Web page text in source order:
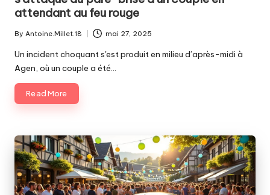
attendant au feu rouge
Posted
by
By Antoine.Millet.18 mai 27, 2025
Un incident choquant s'est produit en milieu d’après-midi à
Agen, où un couple a été…
Read More